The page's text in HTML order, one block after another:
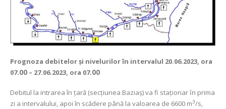
Prognoza debitelor şi nivelurilorîn intervalul 20.06.2023, ora
07.00 – 27.06.2023, ora 07.00
Debitul la intrarea în ţară (secţiunea Baziaş) va fi staţionar ȋn prima
zi a intervalului, apoi în scădere până la valoarea de 6600 m3/s,